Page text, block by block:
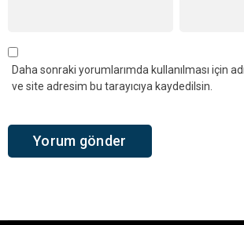
Daha sonraki yorumlarımda kullanılması için
ve site adresim bu tarayıcıya kaydedilsin.